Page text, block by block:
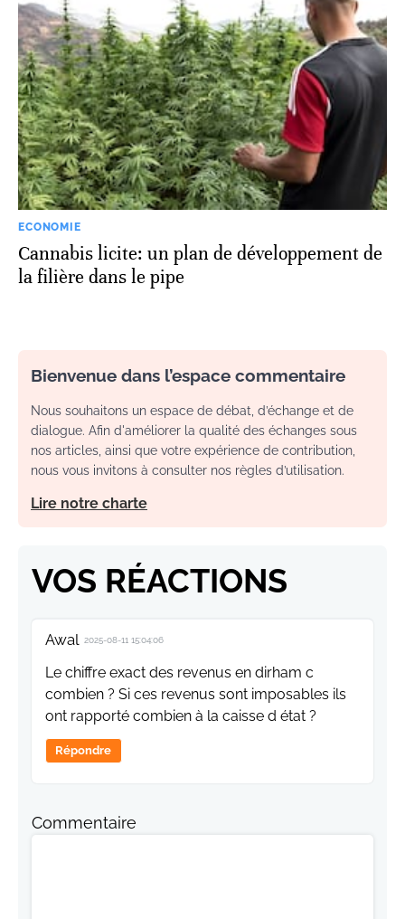
ECONOMIE
Cannabis licite: un plan de développement de
la filière dans le pipe
Bienvenue dans l’espace commentaire
Nous souhaitons un espace de débat, d’échange et de
dialogue. Afin d'améliorer la qualité des échanges sous
nos articles, ainsi que votre expérience de contribution,
nous vous invitons à consulter nos règles d’utilisation.
Lire notre charte
VOS RÉACTIONS
Awal 2025-08-11 15:04:06
Le chiffre exact des revenus en dirham c
combien ? Si ces revenus sont imposables ils
ont rapporté combien à la caisse d état ?
Répondre
Commentaire